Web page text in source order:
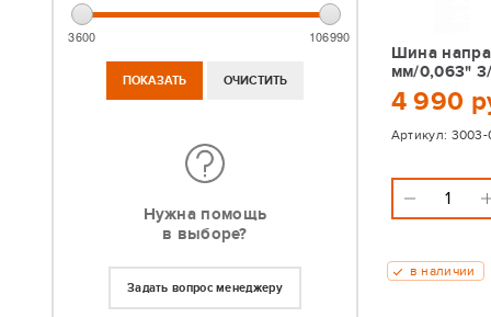
3600 106990
Нужна помощь
в выборе?
Задать вопрос менеджеру
Шина
мм/0,063"
4 990
Артикул: 3003-
в наличии